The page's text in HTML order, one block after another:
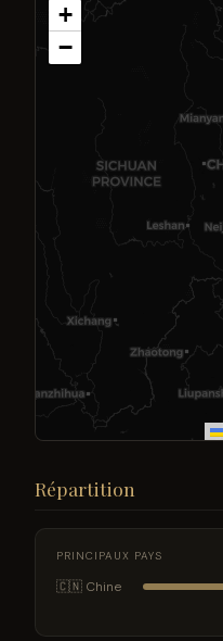
+
−
Répartition
PRINCIPAUX PAYS
🇨🇳 Chine